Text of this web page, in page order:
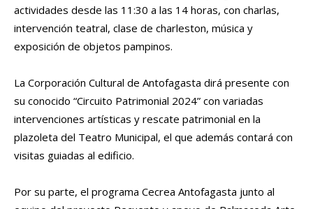
actividades desde las 11:30 a las 14 horas, con charlas,
intervención teatral, clase de charleston, música y
exposición de objetos pampinos.
La Corporación Cultural de Antofagasta dirá presente con
su conocido “Circuito Patrimonial 2024” con variadas
intervenciones artísticas y rescate patrimonial en la
plazoleta del Teatro Municipal, el que además contará con
visitas guiadas al edificio.
Por su parte, el programa Cecrea Antofagasta junto al